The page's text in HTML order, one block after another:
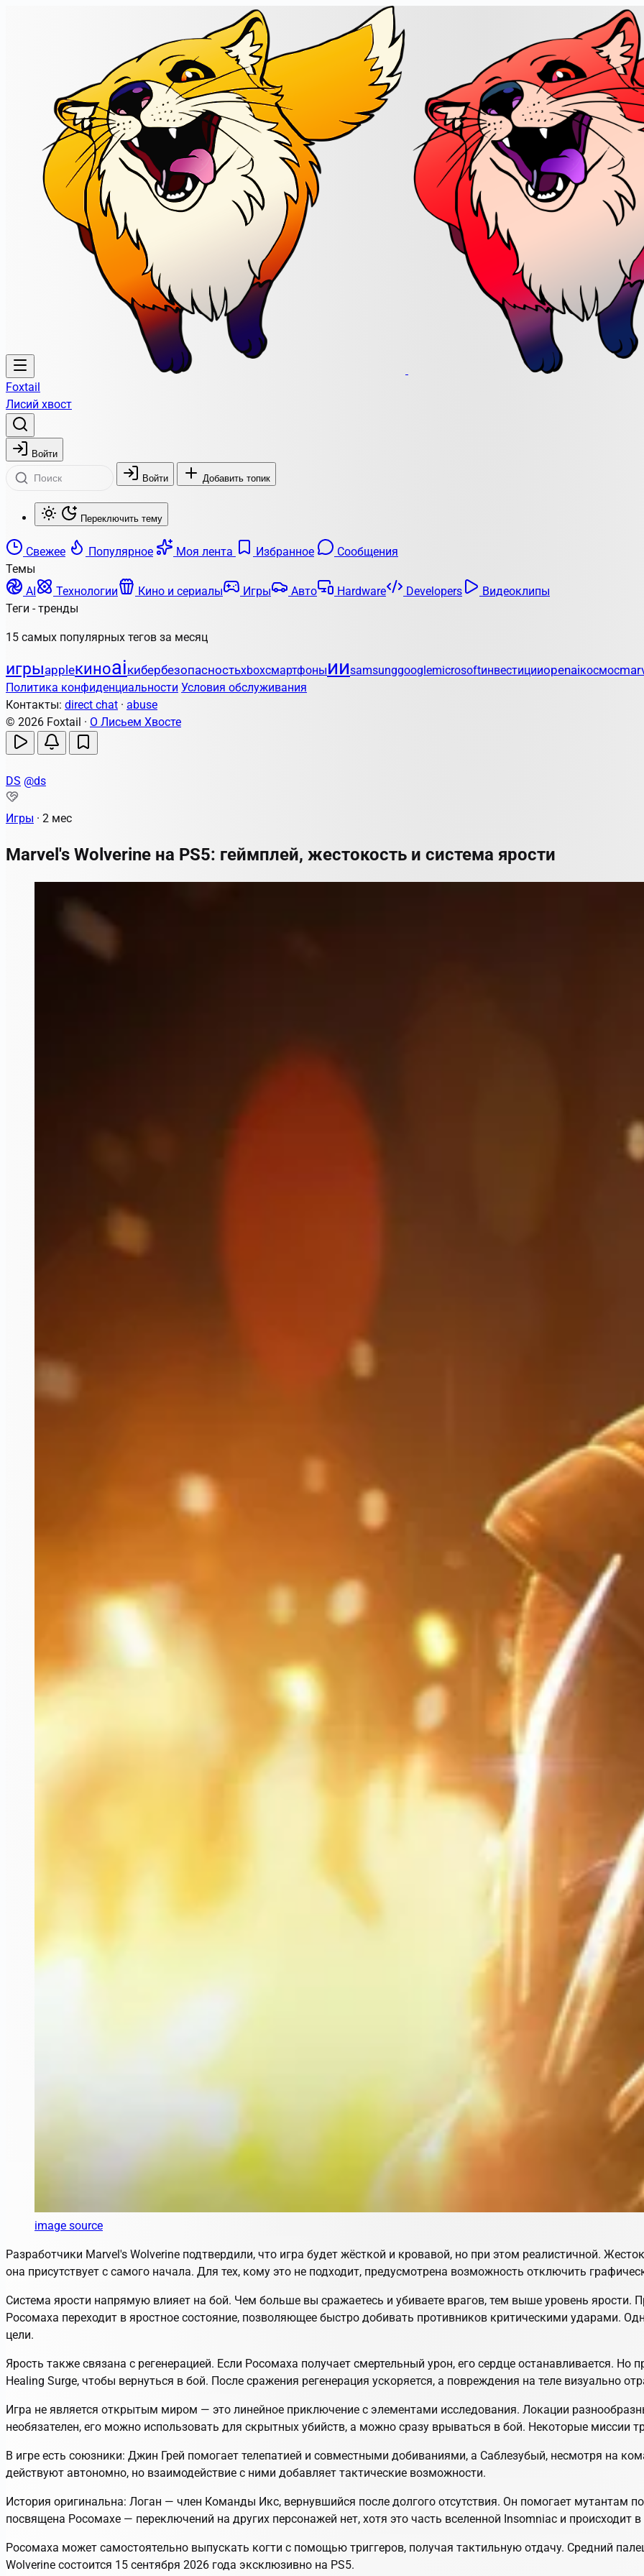
Foxtail
Лисий хвост
Войти
Войти Добавить топик
Переключить тему
Свежее Популярное Моя лента Избранное
Сообщения
Темы
AI
Технологии Кино и сериалы Игры Авто Hardware Developers
Видеоклипы
Теги - тренды
15 самых популярных тегов за месяц
игрыappleкиноaiкибербезопасностьxboxсмартфоныииsamsunggooglemicrosoftинвестицииopenaiкосмос
Политика конфиденциальности Условия обслуживания
Контакты: direct chat · abuse
© 2026 Foxtail · О Лисьем Хвосте
DS @ds
Игры · 2 мес
Marvel's Wolverine на PS5: геймплей, жестокость и система ярости
image source
Разработчики Marvel's Wolverine подтвердили, что игра будет жёсткой и кровавой, но при этом реалистичной.
она присутствует с самого начала. Для тех, кому это не подходит, предусмотрена возможность отключить
Система ярости напрямую влияет на бой. Чем больше вы сражаетесь и убиваете врагов, тем выше уровень ярости.
Росомаха переходит в яростное состояние, позволяющее быстро добивать противников критическими ударами.
цели.
Ярость также связана с регенерацией. Если Росомаха получает смертельный урон, его сердце останавливается.
Healing Surge, чтобы вернуться в бой. После сражения регенерация ускоряется, а повреждения на теле визуально
Игра не является открытым миром — это линейное приключение с элементами исследования. Локации
необязателен, его можно использовать для скрытных убийств, а можно сразу врываться в бой. Некоторые миссии
В игре есть союзники: Джин Грей помогает телепатией и совместными добиваниями, а Саблезубый, несмотря на
действуют автономно, но взаимодействие с ними добавляет тактические возможности.
История оригинальна: Логан — член Команды Икс, вернувшийся после долгого отсутствия. Он помогает мутантам
посвящена Росомахе — переключений на других персонажей нет, хотя это часть вселенной Insomniac и происходит
Росомаха может самостоятельно выпускать когти с помощью триггеров, получая тактильную отдачу. Средний
Wolverine состоится 15 сентября 2026 года эксклюзивно на PS5.